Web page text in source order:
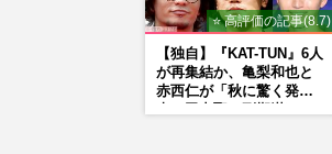
⭐ 高評価の記事(8.7)
【独自】『KAT-TUN』6人
が再集結か、亀梨和也と
赤西仁が「秋に驚く発